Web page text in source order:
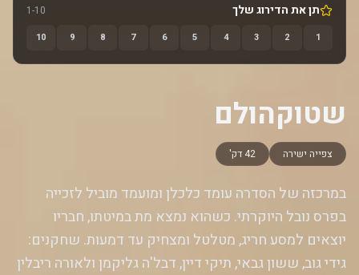
תן את הדירוג שלך 1-10
1
2
3
4
5
6
7
8
9
10
שטוקהולם
צפייה ישירה 42 דק'
במרכזה של הסדרה עומד כלכלן ומועמד מוביל לזכייה
בפרס נובל היוקרתי. כשהוא נמצא מת במיטתו, חבריו
יוצאים למסע חריג, מטלטל ומצחיק עד דמעות. שחקנים:
גידי גוב, ששון גבאי, תיקי דיין, דבל'ה גליקמן ולאורה ריבלין